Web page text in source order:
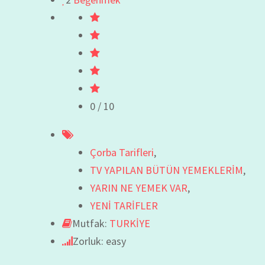
0 / 10
Çorba Tarifleri,
TV YAPILAN BÜTÜN YEMEKLERİM,
YARIN NE YEMEK VAR,
YENİ TARİFLER
Mutfak: TURKİYE
Zorluk: easy